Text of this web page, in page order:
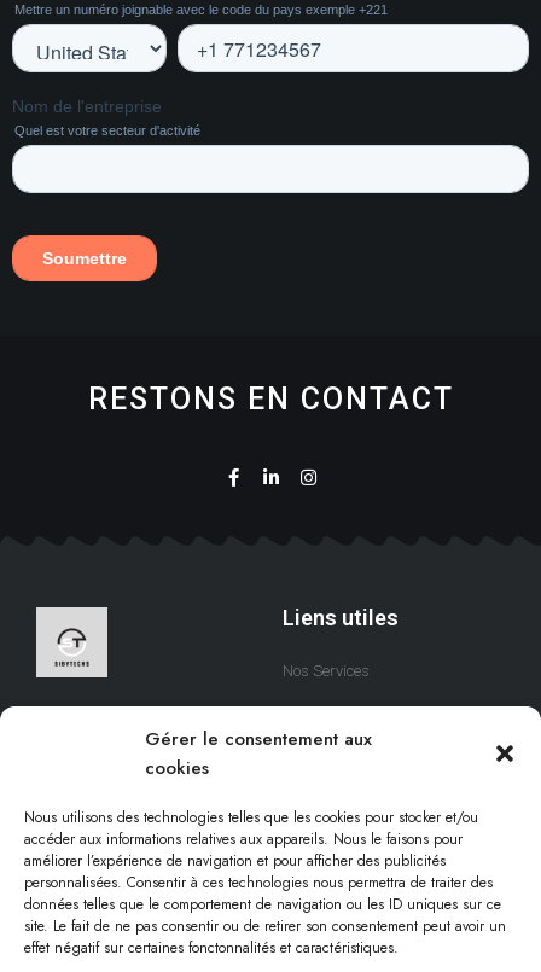
Gérer le consentement aux
cookies
Nous utilisons des technologies telles que les cookies pour stocker et/ou
accéder aux informations relatives aux appareils. Nous le faisons pour
améliorer l’expérience de navigation et pour afficher des publicités
personnalisées. Consentir à ces technologies nous permettra de traiter des
données telles que le comportement de navigation ou les ID uniques sur ce
site. Le fait de ne pas consentir ou de retirer son consentement peut avoir un
effet négatif sur certaines fonctonnalités et caractéristiques.
RESTONS EN CONTACT
qui s’efforce de créer des
solutions digitales qui
Liens utiles
Nos Services
A Propos
Informations légales
Conditions d'utilisation